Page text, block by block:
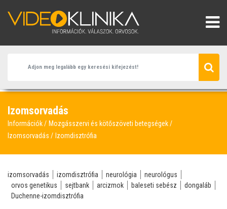
Izomsorvadás
Információk
Mozgásszervi és kötőszöveti betegségek
Izomsorvadás
Izomdisztrófia
izomsorvadás izomdisztrófia neurológia
neurológus
orvos genetikus
sejtbank arcizmok baleseti sebész
dongaláb
Duchenne-izomdisztrófia